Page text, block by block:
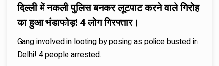
दिल्ली में नकली पुलिस बनकर लूटपाट करने वाले गिरोह
का हुआ भंडाफोड़! 4 लोग गिरफ्तार।
Gang involved in looting by posing as police busted in
Delhi! 4 people arrested.